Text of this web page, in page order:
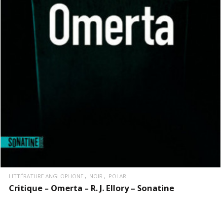
LIRE LA SUITE
LITTÉRATURE ANGLOPHONE NOIR POLAR
Critique – Omerta – R. J. Ellory – Sonatine